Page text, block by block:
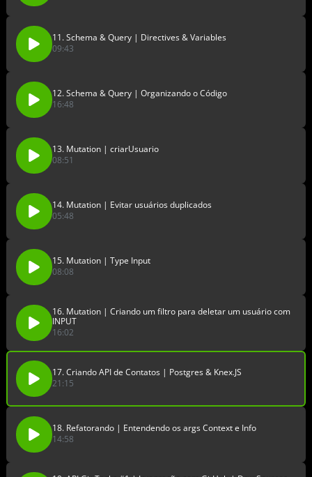
11. Schema & Query | Directives & Variables
09:43
12. Schema & Query | Organizando o Código
16:48
13. Mutation | criarUsuario
08:51
14. Mutation | Evitar usuários duplicados
05:48
15. Mutation | Type Input
08:08
16. Mutation | Criando um filtro para deletar um usuário com
INPUT
16:02
17. Criando API de Contatos | Postgres & Knex.JS
21:15
18. Refatorando | Entendendo os args Context e Info
14:58